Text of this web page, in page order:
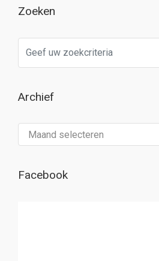
Zoeken
Archief
Facebook